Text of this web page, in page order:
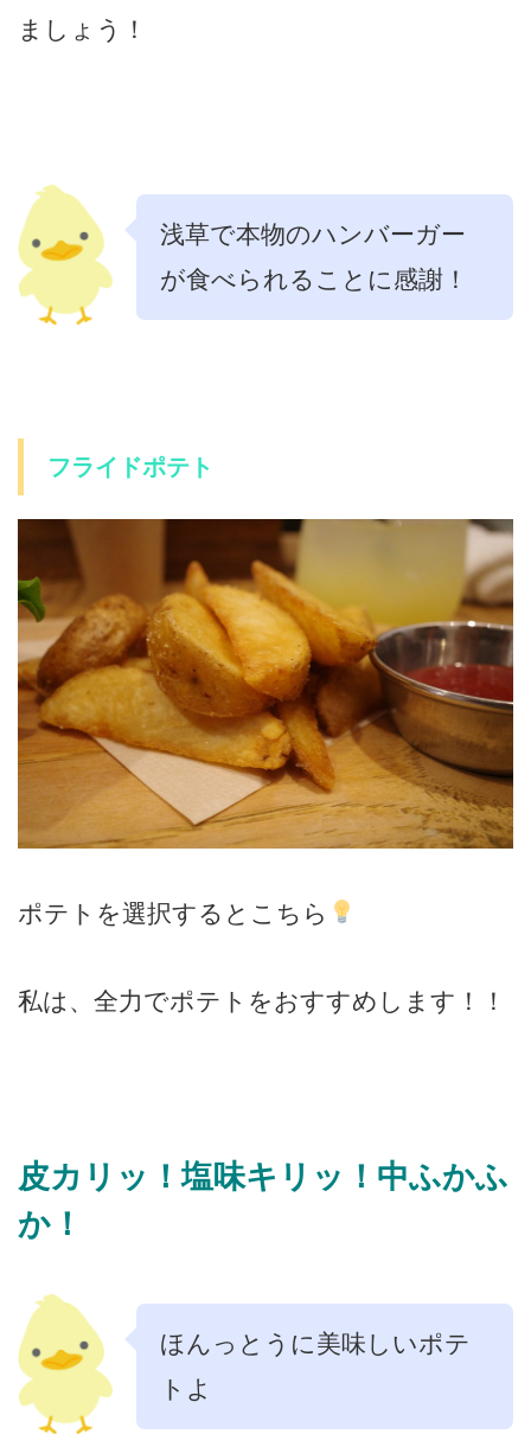
ましょう！
浅草で本物のハンバーガー
が食べられることに感謝！
フライドポテト
ポテトを選択するとこちら
私は、全力でポテトをおすすめします！！
皮カリッ！塩味キリッ！中ふかふ
か！
ほんっとうに美味しいポテ
トよ